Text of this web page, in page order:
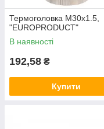
Термоголовка M30x1.5,
"EUROPRODUCT"
В наявності
192,58 ₴
Купити